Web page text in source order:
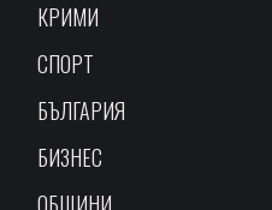
КРИМИ
СПОРТ
БЪЛГАРИЯ
БИЗНЕС